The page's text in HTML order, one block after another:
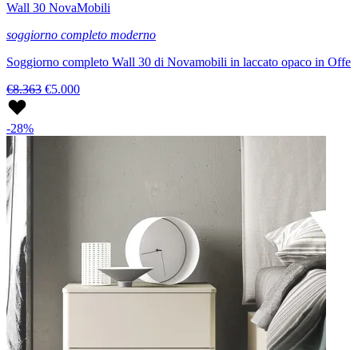
Wall 30 NovaMobili
soggiorno completo moderno
Soggiorno completo Wall 30 di Novamobili in laccato opaco in Offe
€8.363 €5.000
-28%